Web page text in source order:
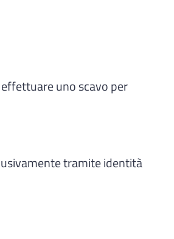
uno scavo per
tramite identità